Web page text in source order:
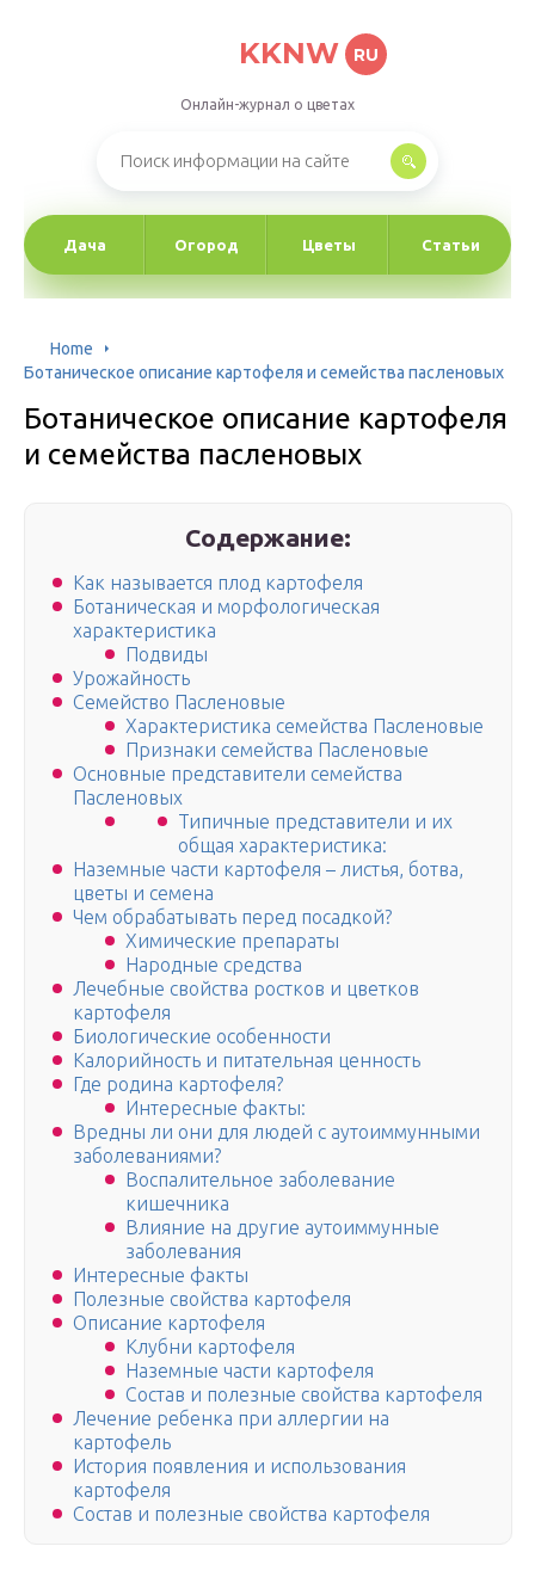
KKNW RU
Онлайн-журнал о цветах
Дача Огород Цветы Статьи
Home
Ботаническое описание картофеля и семейства пасленовых
Ботаническое описание картофеля
и семейства пасленовых
Содержание:
Как называется плод картофеля
Ботаническая и морфологическая
характеристика
Подвиды
Урожайность
Семейство Пасленовые
Характеристика семейства Пасленовые
Признаки семейства Пасленовые
Основные представители семейства
Пасленовых
Типичные представители и их
общая характеристика:
Наземные части картофеля – листья, ботва,
цветы и семена
Чем обрабатывать перед посадкой?
Химические препараты
Народные средства
Лечебные свойства ростков и цветков
картофеля
Биологические особенности
Калорийность и питательная ценность
Где родина картофеля?
Интересные факты:
Вредны ли они для людей с аутоиммунными
заболеваниями?
Воспалительное заболевание
кишечника
Влияние на другие аутоиммунные
заболевания
Интересные факты
Полезные свойства картофеля
Описание картофеля
Клубни картофеля
Наземные части картофеля
Состав и полезные свойства картофеля
Лечение ребенка при аллергии на
картофель
История появления и использования
картофеля
Состав и полезные свойства картофеля